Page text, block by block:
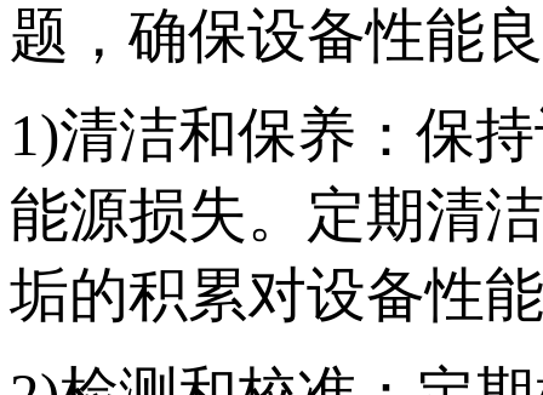
题，确保设备性能
1)清洁和保养：保
能源损失。定期清
垢的积累对设备性